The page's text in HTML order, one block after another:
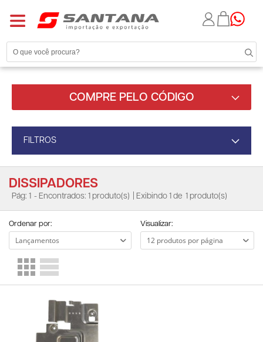
COMPRE PELO CÓDIGO
FILTROS
DISSIPADORES
Pág: 1 - Encontrados: 1 produto(s) | Exibindo 1 de 1 produto(s)
Ordenar por: Visualizar: